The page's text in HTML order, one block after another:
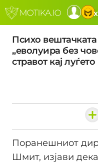
Психо вештачката
„еволуира без
стравот кај луѓето
Поранешниот
Шмит, изјави